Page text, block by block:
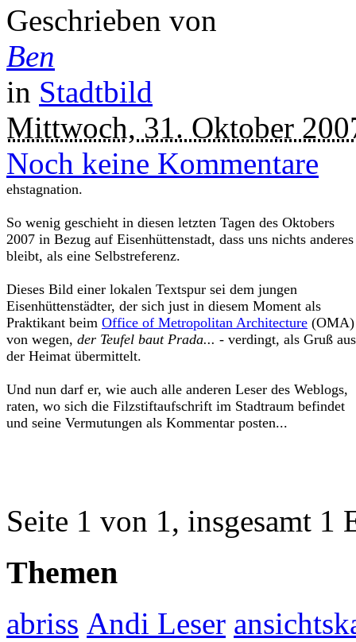
Geschrieben von
Ben
in Stadtbild
Mittwoch, 31. Oktober
Noch keine Kommentare
ehstagnation.
So wenig geschieht in diesen letzten Tagen des Oktobers
2007 in Bezug auf Eisenhüttenstadt, dass uns nichts anderes
bleibt, als eine Selbstreferenz.
Dieses Bild einer lokalen Textspur sei dem jungen
Eisenhüttenstädter, der sich just in diesem Moment als
Praktikant beim Office of Metropolitan Architecture
von wegen, der Teufel baut Prada... - verdingt, als Gruß aus
der Heimat übermittelt.
Und nun darf er, wie auch alle anderen Leser des Weblogs,
raten, wo sich die Filzstiftaufschrift im Stadtraum befindet
und seine Vermutungen als Kommentar posten...
Seite 1 von 1, insgesamt 1
Themen
abriss Andi Leser